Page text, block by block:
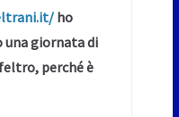
ho
una giornata di
perché è